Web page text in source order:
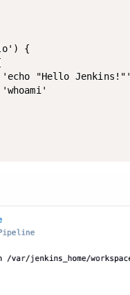
{
"Hello Jenkins!"'